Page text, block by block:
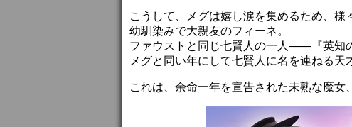
こうして、メグは嬉し涙を集めるため、様
幼馴染みで大親友のフィーネ。
ファウストと同じ七賢人の一人――『英知
メグと同い年にして七賢人に名を連ねる天
これは、余命一年を宣告された未熟な魔女